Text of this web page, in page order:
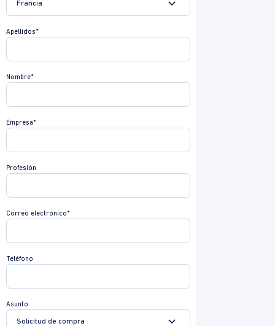
Apellidos*
Nombre*
Empresa*
Profesión
Correo electrónico*
Teléfono
Asunto